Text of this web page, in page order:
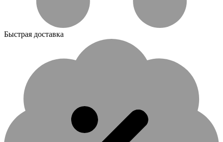
Быстрая доставка